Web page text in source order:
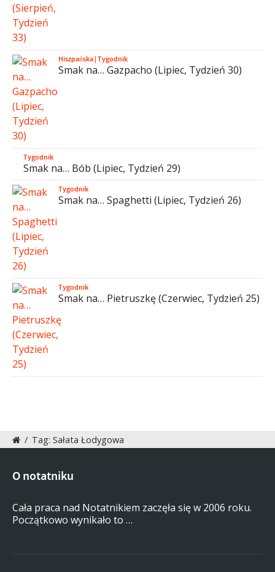
Hiszpańska|Tygodnik
Smak na… Gazpacho (Lipiec, Tydzień 30)
Tygodnik
Smak na… Bób (Lipiec, Tydzień 29)
Tygodnik
Smak na… Spaghetti (Lipiec, Tydzień 26)
Tygodnik
Smak na… Pietruszkę (Czerwiec, Tydzień 25)
/ Tag: Sałata Łodygowa
O notatniku
Cała praca nad Notatnikiem zaczęła się w 2006 roku.
Początkowo wynikało to …